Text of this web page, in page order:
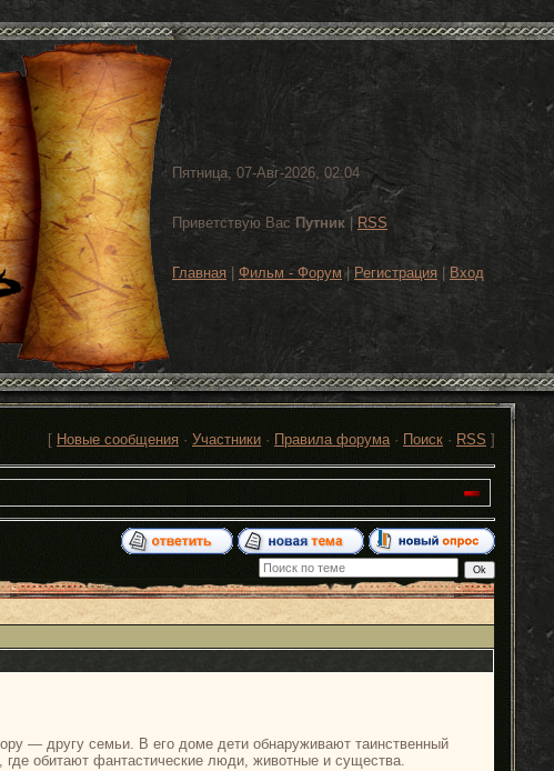
Пятница, 07-Авг-2026, 02:04
Приветствую Вас Путник RSS
Главная Фильм - Форум | Регистрация Вход
[ Новые сообщения · Участники · Правила форума· Поиск · RSS ]
— другу семьи. В его доме дети обнаруживают таинственный
обитают фантастические люди, животные и существа.